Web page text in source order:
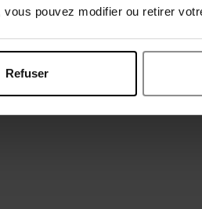
vous pouvez modifier ou retirer
Refuser